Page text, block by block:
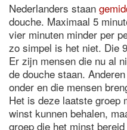
Nederlanders staan
douche. Maximaal 5
vier minuten minder per
zo simpel is het niet. Die
Er zijn mensen die nu al
de douche staan.
onder en die mensen
Het is deze laatste groep
winst kunnen behalen,
groep die het minst